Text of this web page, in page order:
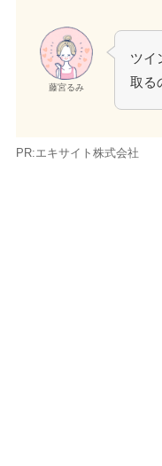
藤宮るみ
ツイ
取る
PR:エキサイト株式会社